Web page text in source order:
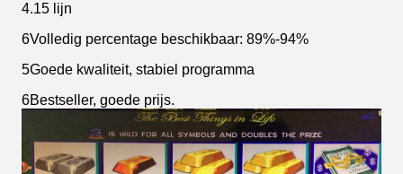
4.15 lijn
6Volledig percentage beschikbaar: 89%-94%
5Goede kwaliteit, stabiel programma
6Bestseller, goede prijs.